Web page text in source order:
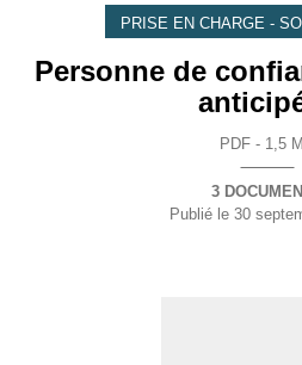
PRISE EN CHARGE -
Personne de
PDF - 1,5
3
Publié le30